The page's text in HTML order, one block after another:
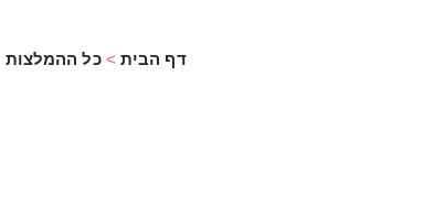
דף הבית >כל ההמלצות